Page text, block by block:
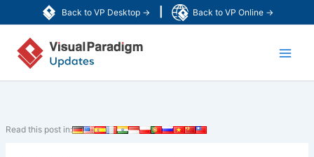
Back to VP Desktop → Back to VP Online →
容
Read this post in: